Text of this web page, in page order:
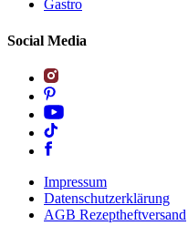
Gastro
Social Media
Impressum
Datenschutzerklärung
AGB Rezeptheftversand